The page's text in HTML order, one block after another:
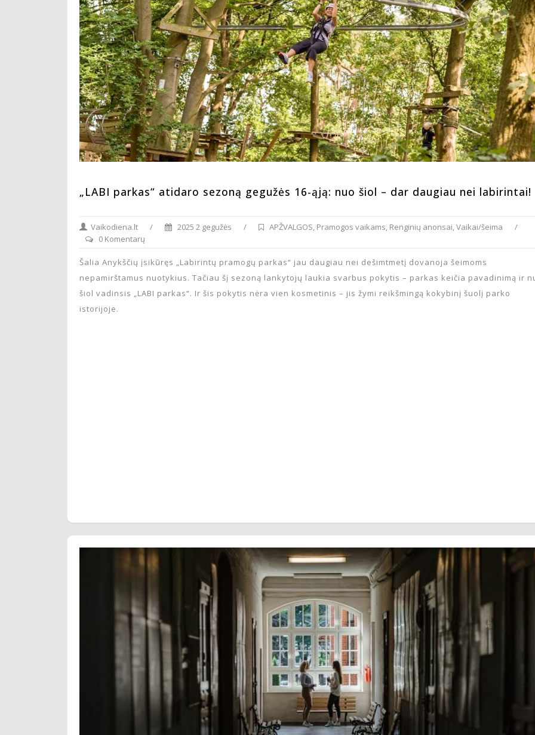
„LABI parkas“ atidaro sezoną gegužės 16-ąją: nuo šiol – dar daugiau nei labirintai!
Vaikodiena.lt / 2025 2 gegužės / APŽVALGOS, Pramogos vaikams, Renginių anonsai,Vaikai/šeima
/
0 Komentarų
Šalia Anykščių įsikūręs „Labirintų pramogų parkas“ jau daugiau nei dešimtmetį dovanoja šeimoms
nepamirštamus nuotykius. Tačiau šį sezoną lankytojų laukia svarbus pokytis – parkas keičia pavadinimą ir
šiol vadinsis „LABI parkas“. Ir šis pokytis nėra vien kosmetinis – jis žymi reikšmingą kokybinį šuolį parko
istorijoje.